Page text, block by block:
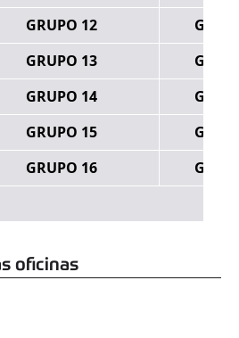
GRUPO 12
GRUPO 13
GRUPO 14
GRUPO 15
GRUPO 16
oficinas